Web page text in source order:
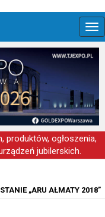
produktów, ogłoszenia,
jubilerskich.
„ARU AŁMATY 2018”